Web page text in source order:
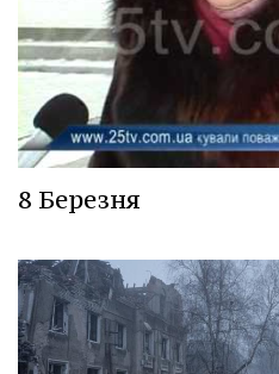
8 Березня